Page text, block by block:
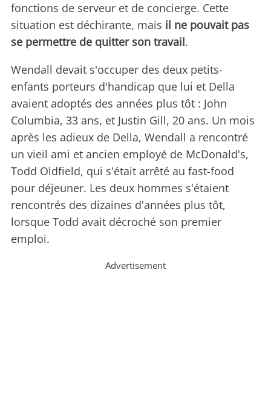
fonctions de serveur et de concierge. Cette
situation est déchirante, mais il ne pouvait pas
se permettre de quitter son travail.
Wendall devait s'occuper des deux petits-
enfants porteurs d'handicap que lui et Della
avaient adoptés des années plus tôt : John
Columbia, 33 ans, et Justin Gill, 20 ans. Un mois
après les adieux de Della, Wendall a rencontré
un vieil ami et ancien employé de McDonald's,
Todd Oldfield, qui s'était arrêté au fast-food
pour déjeuner. Les deux hommes s'étaient
rencontrés des dizaines d'années plus tôt,
lorsque Todd avait décroché son premier
emploi.
Advertisement